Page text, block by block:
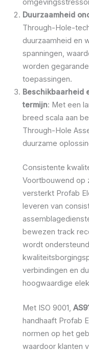
Duurzaamheid
Through-Hole-
duurzaamheid en
spanningen,
worden
toepassingen.
Beschikbaarheid
termijn: Met een
breed scala aan
Through-Hole
duurzame
Consistente
Voortbouwend op
versterkt Profab
leveren van
bewezen track
wordt
verbindingen en
hoogwaardige
Met ISO 9001,
handhaaft Profab
normen op het
waardoor klanten